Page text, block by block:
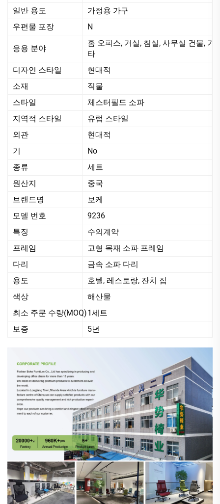
일반 용도
가정용 가구
우편물 포장
N
응용 분야
홈 오피스, 거실, 침실, 사무실 건물, 기
타
디자인 스타일
현대적
소재
직물
스타일
체스터필드 소파
지역적 스타일
유럽 스타일
외관
현대적
기
No
종류
세트
원산지
중국
브랜드명
보케
모델 번호
9236
특징
수의계약
프레임
고형 목재 소파 프레임
다리
금속 소파 다리
용도
호텔, 레스토랑, 잔치 집
색상
해산물
최소 주문 수량(MOQ)1세트
보증
5년